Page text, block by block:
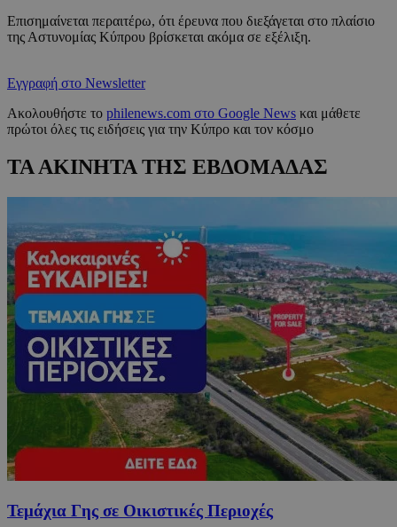
Επισημαίνεται περαιτέρω, ότι έρευνα που διεξάγεται στο πλαίσιο
της Αστυνομίας Κύπρου βρίσκεται ακόμα σε εξέλιξη.
Εγγραφή στο Newsletter
Ακολουθήστε το philenews.com στο Google News και μάθετε
πρώτοι όλες τις ειδήσεις για την Κύπρο και τον κόσμο
ΤΑ ΑΚΙΝΗΤΑ ΤΗΣ ΕΒΔΟΜΑΔΑΣ
Τεμάχια Γης σε Οικιστικές Περιοχές